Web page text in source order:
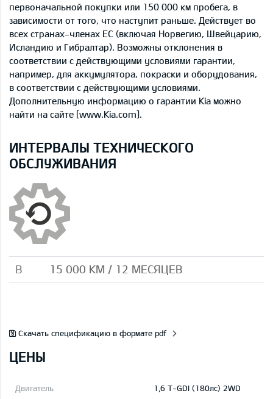
первоначальной покупки или 150 000 км пробега, в
зависимости от того, что наступит раньше. Действует во
всех странах-членах ЕС (включая Норвегию, Швейцарию,
Исландию и Гибралтар). Возможны отклонения в
соответствии с действующими условиями гарантии,
например, для аккумулятора, покраски и оборудования,
в соответствии с действующими условиями.
Дополнительную информацию о гарантии Kia можно
найти на сайте [www.Kia.com].
ИНТЕРВАЛЫ ТЕХНИЧЕСКОГО
ОБСЛУЖИВАНИЯ
B 15 000 КМ / 12 МЕСЯЦЕВ
Скачать спецификацию в формате pdf
ЦЕНЫ
1,6 T-GDI (180лс) 2WD